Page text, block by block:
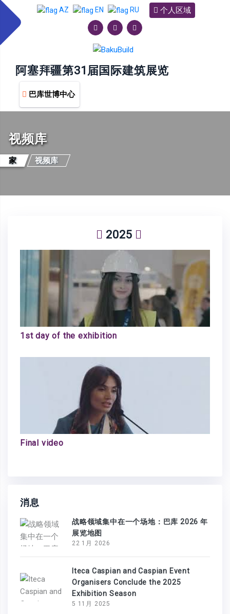
AZ EN RU 个人区域
阿塞拜疆第31届国际建筑展览
巴库世博中心
视频库
家 视频库
2025
1st day of the exhibition
Final video
消息
战略领域集中在一个场地：巴库 2026 年
展览地图
22 1月 2026
Iteca Caspian and Caspian Event
Organisers Conclude the 2025
Exhibition Season
5 11月 2025